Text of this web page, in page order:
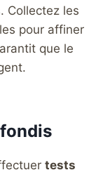
Collectez les
pour affiner
que le
tests